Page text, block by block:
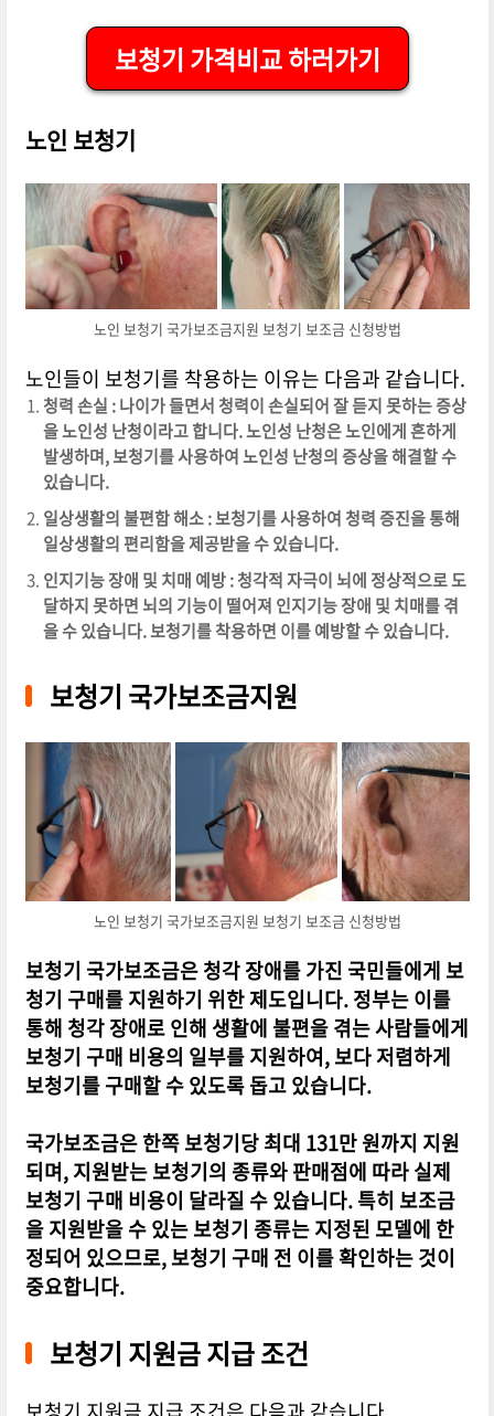
보청기 가격비교 하러가기
노인 보청기
노인 보청기 국가보조금지원 보청기 보조금 신청방법
노인들이 보청기를 착용하는 이유는 다음과 같습니다.
청력 손실 : 나이가 들면서 청력이 손실되어 잘 듣지 못하는 증상
을 노인성 난청이라고 합니다. 노인성 난청은 노인에게 흔하게
발생하며, 보청기를 사용하여 노인성 난청의 증상을 해결할 수
있습니다.
일상생활의 불편함 해소 : 보청기를 사용하여 청력 증진을 통해
일상생활의 편리함을 제공받을 수 있습니다.
인지기능 장애 및 치매 예방 : 청각적 자극이 뇌에 정상적으로 도
달하지 못하면 뇌의 기능이 떨어져 인지기능 장애 및 치매를 겪
을 수 있습니다. 보청기를 착용하면 이를 예방할 수 있습니다.
보청기 국가보조금지원
노인 보청기 국가보조금지원 보청기 보조금 신청방법
보청기 국가보조금은 청각 장애를 가진 국민들에게 보
청기 구매를 지원하기 위한 제도입니다. 정부는 이를
통해 청각 장애로 인해 생활에 불편을 겪는 사람들에게
보청기 구매 비용의 일부를 지원하여, 보다 저렴하게
보청기를 구매할 수 있도록 돕고 있습니다.
국가보조금은 한쪽 보청기당 최대 131만 원까지 지원
되며, 지원받는 보청기의 종류와 판매점에 따라 실제
보청기 구매 비용이 달라질 수 있습니다. 특히 보조금
을 지원받을 수 있는 보청기 종류는 지정된 모델에 한
정되어 있으므로, 보청기 구매 전 이를 확인하는 것이
중요합니다.
보청기 지원금 지급 조건